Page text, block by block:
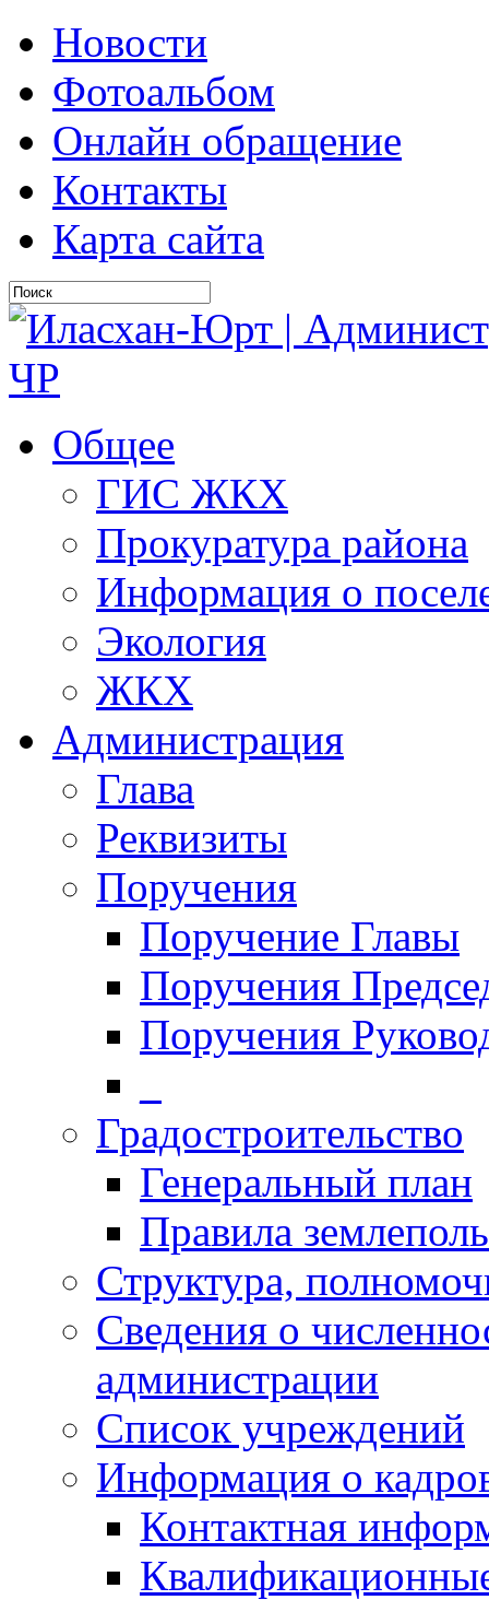
Новости
Фотоальбом
Онлайн обращение
Контакты
Карта сайта
Общее
ГИС ЖКХ
Прокуратура района
Информация о
Экология
ЖКХ
Администрация
Глава
Реквизиты
Поручения
Поручение Главы
Поручения
Поручения
Градостроительство
Генеральный план
Правила
Структура,
Сведения о
администрации
Список учреждений
Информация о
Контактная